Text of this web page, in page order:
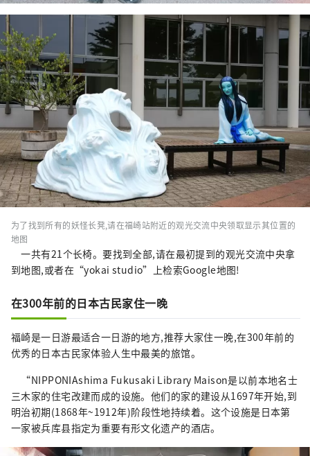
为了找到所有的妖怪长凳,请在福崎站附近的观光交流中央领取显示其位置的
地图
一共有21个长椅。要找到全部,请在最初提到的观光交流中央拿
到地图,或者在“yokai studio”上检索Google地图!
在300年前的日本古民家住一晚
福崎是一日游最适合一日游的地方,推荐大家住一晚,在300年前的
优秀的日本古民家体验人生中最美的旅馆。
“NIPPONIAshima Fukusaki Library Maison是以前本地名士
三木家的住宅改建而成的设施。他们的家的建设从1697年开始,到
明治初期(1868年~1912年)阶段性地持续着。这个设施是日本第
一家被兵库县指定为重要有形文化遗产的酒店。